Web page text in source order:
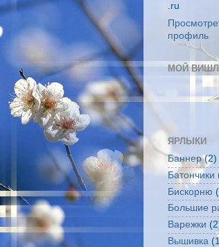
.ru
профиль
МОЙ
ЯРЛЫКИ
Баннер (2)
Батончики
Бискорню
Большие
Варежки
Вышивка